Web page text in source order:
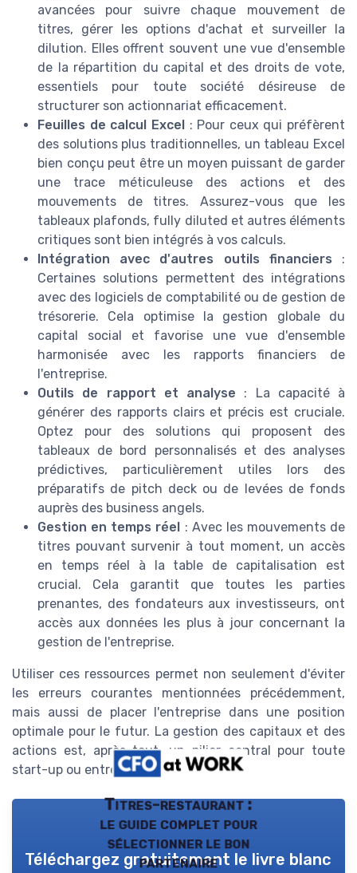
avancées pour suivre chaque mouvement de
titres, gérer les options d'achat et surveiller la
dilution. Elles offrent souvent une vue d'ensemble
de la répartition du capital et des droits de vote,
essentiels pour toute société désireuse de
structurer son actionnariat efficacement.
Feuilles de calcul Excel
: Pour ceux qui préfèrent
des solutions plus traditionnelles, un tableau Excel
bien conçu peut être un moyen puissant de garder
une trace méticuleuse des actions et des
mouvements de titres. Assurez-vous que les
tableaux plafonds, fully diluted et autres éléments
critiques sont bien intégrés à vos calculs.
Intégration avec d'autres outils financiers :
Certaines solutions permettent des intégrations
avec des logiciels de comptabilité ou de gestion de
trésorerie. Cela optimise la gestion globale du
capital social et favorise une vue d'ensemble
harmonisée avec les rapports financiers de
l'entreprise.
Outils de rapport et analyse : La capacité à
générer des rapports clairs et précis est cruciale.
Optez pour des solutions qui proposent des
tableaux de bord personnalisés et des analyses
prédictives, particulièrement utiles lors des
préparatifs de pitch deck ou de levées de fonds
auprès des business angels.
Gestion en temps réel
: Avec les mouvements de
titres pouvant survenir à tout moment, un accès
en temps réel à la table de capitalisation est
crucial. Cela garantit que toutes les parties
prenantes, des fondateurs aux investisseurs, ont
accès aux données les plus à jour concernant la
gestion de l'entreprise.
Utiliser ces ressources permet non seulement d'éviter
les erreurs courantes mentionnées précédemment,
mais aussi de placer l'entreprise dans une position
optimale pour le futur. La gestion des capitaux et des
actions est, après tout, un pilier central pour toute
start-up ou entreprise en croissance.
Titres-restaurant :
le guide complet pour
sélectionner le bon
partenaire
Téléchargez gratuitement le livre blanc